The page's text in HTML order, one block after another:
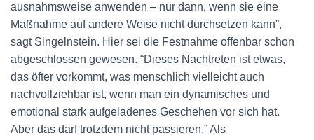
ausnahmsweise anwenden – nur dann, wenn sie eine
Maßnahme auf andere Weise nicht durchsetzen kann”,
sagt Singelnstein. Hier sei die Festnahme offenbar schon
abgeschlossen gewesen. “Dieses Nachtreten ist etwas,
das öfter vorkommt, was menschlich vielleicht auch
nachvollziehbar ist, wenn man ein dynamisches und
emotional stark aufgeladenes Geschehen vor sich hat.
Aber das darf trotzdem nicht passieren.” Als